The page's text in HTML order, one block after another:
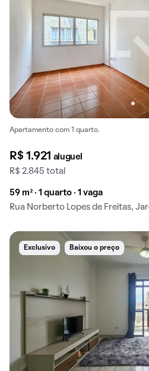
Apartamento com 1 quarto.
R$ 1.921 aluguel
R$ 2.845 total
59 m² · 1 quarto · 1 vaga
Rua Norberto Lopes de Freitas,
Exclusivo Baixou o preço